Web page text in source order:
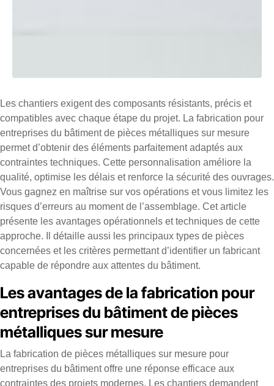
Les chantiers exigent des composants résistants, précis et
compatibles avec chaque étape du projet. La fabrication pour
entreprises du bâtiment de pièces métalliques sur mesure
permet d’obtenir des éléments parfaitement adaptés aux
contraintes techniques. Cette personnalisation améliore la
qualité, optimise les délais et renforce la sécurité des ouvrages.
Vous gagnez en maîtrise sur vos opérations et vous limitez les
risques d’erreurs au moment de l’assemblage. Cet article
présente les avantages opérationnels et techniques de cette
approche. Il détaille aussi les principaux types de pièces
concernées et les critères permettant d’identifier un fabricant
capable de répondre aux attentes du bâtiment.
Les avantages de la fabrication pour
entreprises du bâtiment de pièces
métalliques sur mesure
La fabrication de pièces métalliques sur mesure pour
entreprises du bâtiment offre une réponse efficace aux
contraintes des projets modernes. Les chantiers demandent